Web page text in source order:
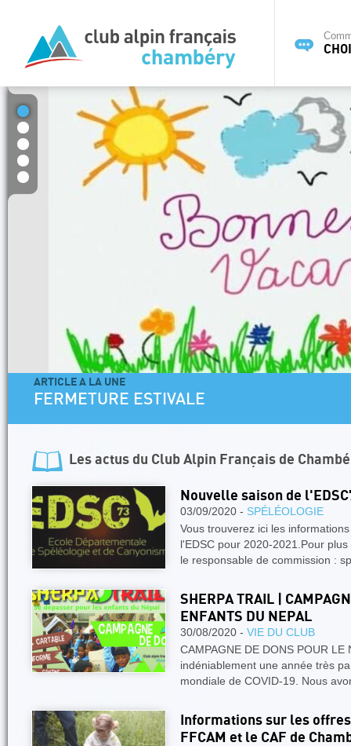
ARTICLE A LA UNE
FERMETURE ESTIVALE
Les actus du Club Alpin Français de
Nouvelle saison de
03/09/2020 - SPÉLÉOLOGIE
Vous trouverez ici les
l'EDSC pour 2020-2021.Pour
le responsable de commission :
SHERPA TRAIL |
ENFANTS DU NEPAL
30/08/2020 - VIE DU CLUB
CAMPAGNE DE DONS POUR LE
indéniablement une année très
mondiale de COVID-19. Nous
Informations sur les
FFCAM et le CAF de